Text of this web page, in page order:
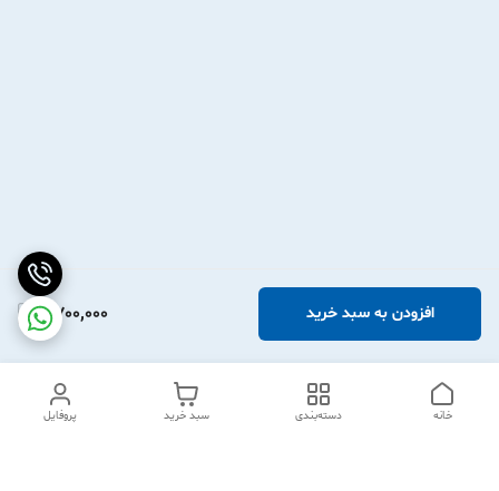
2,700,000 افزودن به سبد خرید
پروفایل سبد خرید دسته‌بندی خانه